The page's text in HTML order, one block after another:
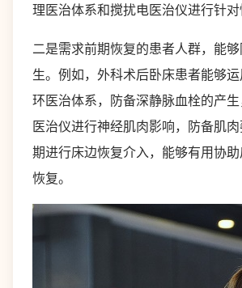
理医治体系和搅扰电医治仪进行针对
二是需求前期恢复的患者人群，能
生。例如，外科术后卧床患者能够
环医治体系，防备深静脉血栓的产
医治仪进行神经肌肉影响，防备肌
期进行床边恢复介入，能够有用协
恢复。